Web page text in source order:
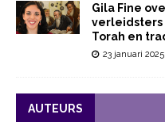
Gila Fine
verleidsters
Torah en
23 januari 2025
AUTEURS